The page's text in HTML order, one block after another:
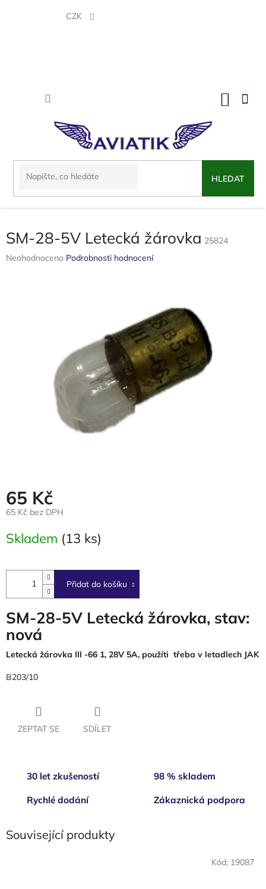
CZK
HLEDAT
SM-28-5V Letecká žárovka 25824
Průměrné
Neohodnoceno Podrobnosti hodnocení
65 Kč
65 Kč bez DPH
cena:
Skladem (13 ks)
Přidat do košíku
SM-28-5V Letecká žárovka, stav:
nová
Letecká žárovka III -66 1, 28V 5A, použíti třeba v letadlech JAK
B203/10
ZEPTAT SE SDÍLET
30 let zkušeností 98 % skladem
Rychlé dodání Zákaznická podpora
Související produkty
Kód: 19087